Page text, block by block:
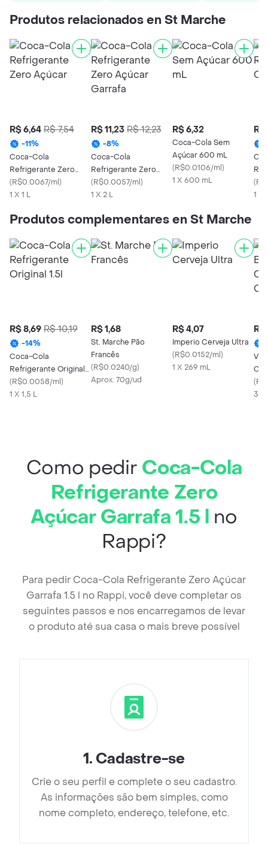
Produtos relacionados en St Marche
R$ 6,64 R$ 7,54
-11%
Coca-Cola
Refrigerante Zero
Açúcar
(R$0.0067/ml)
1 X 1 L
R$ 11,23 R$ 12,23
-8%
Coca-Cola
Refrigerante Zero
Açúcar Garrafa
(R$0.0057/ml)
1 X 2 L
R$ 6,32
Coca-Cola Sem
Açúcar 600 mL
(R$0.0106/ml)
1 X 600 mL
R$
1.5l
(
1 X
Produtos complementares en St Marche
R$ 8,69 R$ 10,19
-14%
Coca-Cola
Refrigerante Original
1.5l
(R$0.0058/ml)
1 X 1,5 L
R$ 1,68
St. Marche Pão
Francês
(R$0.0240/g)
Aprox. 70g/ud
R$ 4,07
Imperio Cerveja Ultra
(R$0.0152/ml)
1 X 269 mL
R$
(
Como pedir Coca-Cola
Refrigerante Zero
Açúcar Garrafa 1.5 l no
Rappi?
Para pedir Coca-Cola Refrigerante Zero Açúcar
Garrafa 1.5 l no Rappi, você deve completar os
seguintes passos e nos encarregamos de levar
o produto até sua casa o mais breve possível
1. Cadastre-se
Crie o seu perfil e complete o seu cadastro.
As informações são bem simples, como
nome completo, endereço, telefone, etc.